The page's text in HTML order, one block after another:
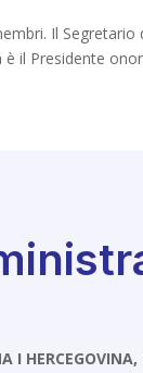
Il Segretario
il Presidente
HERCEGOVINA,